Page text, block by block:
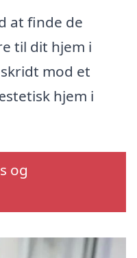
at finde de
til dit hjem i
mod et
hjem i
og